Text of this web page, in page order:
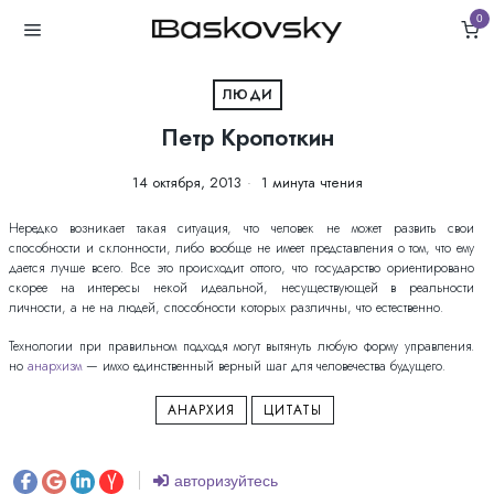
0
ЛЮДИ
Петр Кропоткин
14 октября, 2013 1 минута чтения
Нередко возникает такая ситуация, что человек не может развить свои
способности и склонности, либо вообще не имеет представления о том, что ему
дается лучше всего. Все это происходит оттого, что государство ориентировано
скорее на интересы некой идеальной, несуществующей в реальности
личности, а не на людей, способности которых различны, что естественно.
Технологии при правильном подходя могут вытянуть любую форму управления.
но анархизм— имхо единственный верный шаг для человечества будущего.
АНАРХИЯ ЦИТАТЫ
авторизуйтесь